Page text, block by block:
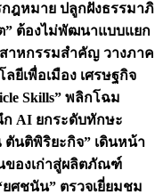
ฎหมาย ปลูกฝังธรรมาภิ
” ต้องไม่พัฒนาแบบแยก
สาหกรรมสำคัญ วางภาค
ยีเพื่อเมือง เศรษฐกิจ
Skills” พลิกโฉม
ก AI ยกระดับทักษะ
ตันติพิริยะกิจ” เดินหน้า
นของเก่าสู่ผลิตภัณฑ์
ยศชนัน” ตรวจเยี่ยมชม